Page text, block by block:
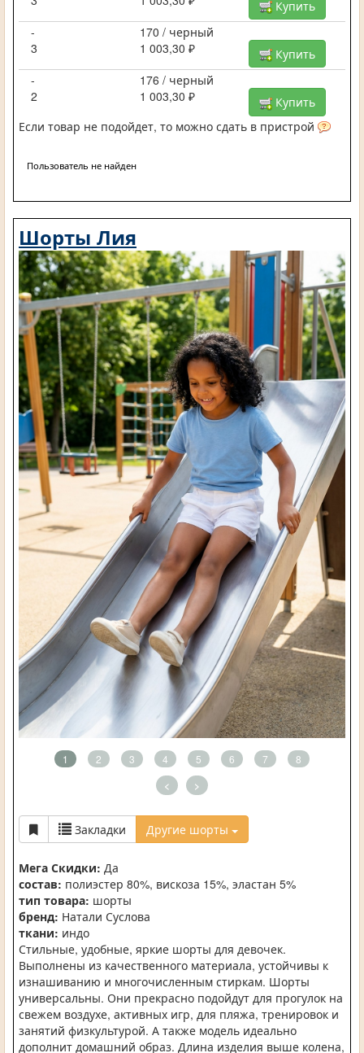
Купить
-
170 / черный
3
1 003,30 ₽
Купить
-
176 / черный
2
1 003,30 ₽
Купить
Если товар не подойдет, то можно сдать в пристрой
Пользователь не найден
Шорты Лия
1 2 3 4 5 6 7 8
< >
Закладки Другие шорты
Мега Скидки: Да
состав: полиэстер 80%, вискоза 15%, эластан 5%
тип товара: шорты
бренд: Натали Суслова
ткани: индо
Стильные, удобные, яркие шорты для девочек.
Выполнены из качественного материала, устойчивы к
изнашиванию и многочисленным стиркам. Шорты
универсальны. Они прекрасно подойдут для прогулок на
свежем воздухе, активных игр, для пляжа, тренировок и
занятий физкультурой. А также модель идеально
дополнит домашний образ. Длина изделия выше колена,